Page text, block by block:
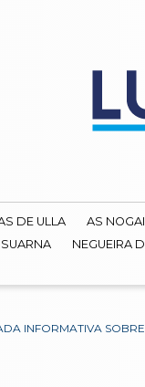
DE ULLA AS
NEGUEIRA
INFORMATIVA